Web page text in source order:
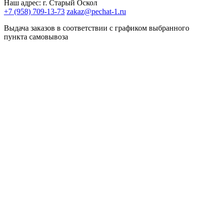
Наш адрес: г. Старый Оскол
+7 (958) 709-13-73 zakaz@pechat-1.ru
Выдача заказов в соответствии с графиком выбранного
пункта самовывоза